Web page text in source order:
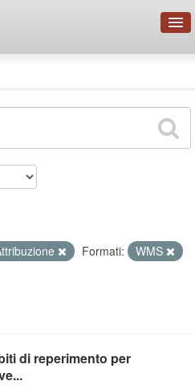
Organizzazioni
Formati:
WMS
di reperimento per